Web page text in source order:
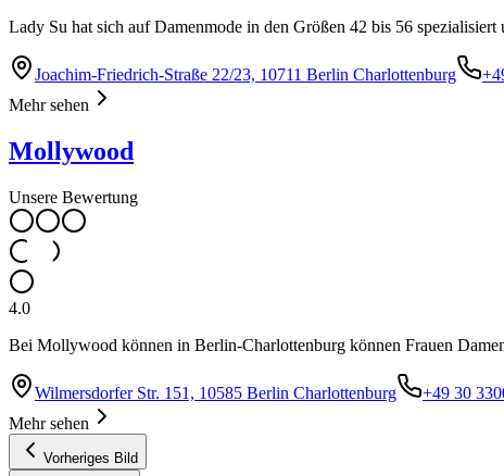
Lady Su hat sich auf Damenmode in den Größen 42 bis 56
Joachim-Friedrich-Straße 22/23, 10711 Berlin Charlottenburg
Mehr sehen
Mollywood
Unsere Bewertung
4.0
Bei Mollywood können in Berlin-Charlottenburg können Frauen
Wilmersdorfer Str. 151, 10585 Berlin Charlottenburg +49 30
Mehr sehen
Vorheriges Bild